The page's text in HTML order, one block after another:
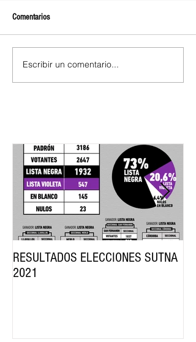
Comentarios
Escribir un comentario...
RESULTADOS ELECCIONES SUTNA
2021